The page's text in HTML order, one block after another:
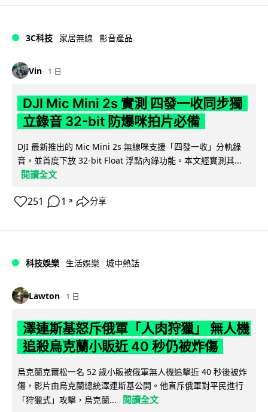
3C科技 家居無線 影音產品
Vin 1 日
DJI Mic Mini 2s 實測 四發一收同步獨
立錄音 32-bit 防爆咪拍片必備
DJI 最新推出的 Mic Mini 2s 無線咪支援「四發一收」分軌錄
音，並首度下放 32-bit Float 浮點內錄功能。本文經實測其...
閱讀全文
251 1 ↗ 分享
科技娛樂 生活娛樂 城中熱話
Lawton 1 日
澤連斯基怒斥俄軍「人肉狩獵」 無人機
追殺烏克蘭小販近 40 秒仍被炸傷
烏克蘭克爾松一名 52 歲小販被俄軍無人機追擊近 40 秒後被炸
傷，影片由烏克蘭總統澤連斯基公開。他直斥俄軍對平民進行
「狩獵式」攻擊，烏克蘭...
閱讀全文